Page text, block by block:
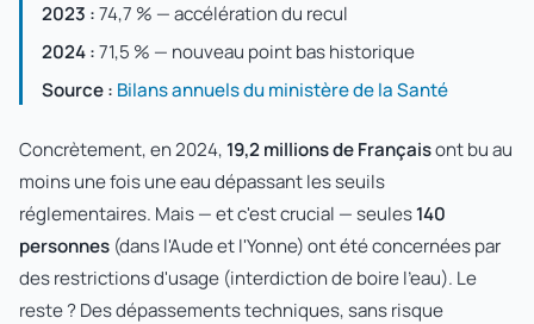
2023 :74,7 % — accélération du recul
2024 :71,5 % — nouveau point bas historique
Source : Bilans annuels du ministère de la Santé
Concrètement, en 2024, 19,2 millions de Françaisont bu au
moins une fois une eau dépassant les seuils
réglementaires. Mais — et c'est crucial — seules140
personnes (dans l'Aude et l'Yonne) ont été concernées par
des restrictions d'usage (interdiction de boire l'eau). Le
reste ? Des dépassements techniques, sans risque